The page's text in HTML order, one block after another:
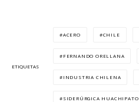
ETIQUETAS
ACERO CHILE
FERNANDO ORELLANA
INDUSTRIA CHILENA
SIDERÚRGICA HUACHIPATO